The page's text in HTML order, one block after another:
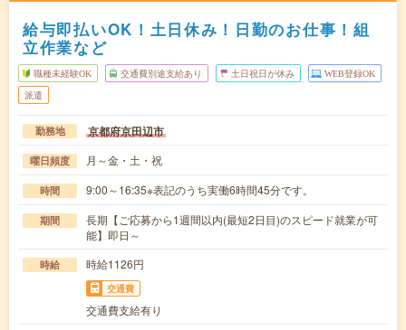
給与即払いOK！土日休み！日勤のお仕事！組
立作業など
職種未経験OK 交通費別途支給あり 土日祝日が休み WEB登録OK
派遣
勤務地 京都府京田辺市
曜日頻度 月～金・土・祝
時間 9:00～16:35※表記のうち実働6時間45分です。
期間
長期【ご応募から1週間以内(最短2日目)のスピード就業が可
能】即日～
時給 時給1126円
交通費
交通費支給有り